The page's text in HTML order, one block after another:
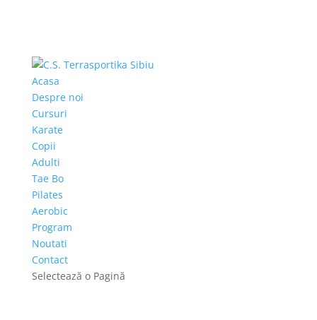
Acasa
Despre noi
Cursuri
Karate
Copii
Adulti
Tae Bo
Pilates
Aerobic
Program
Noutati
Contact
Selectează o Pagină